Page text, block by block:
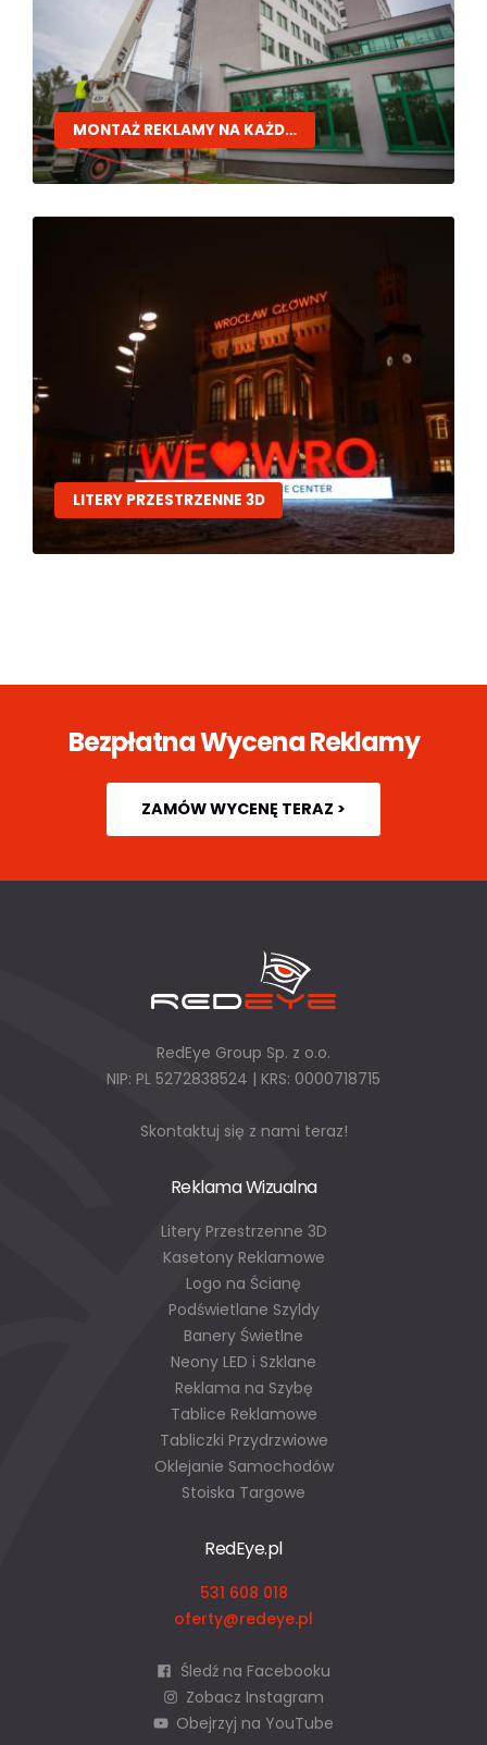
MONTAŻ REKLAMY NA KAŻDEJ WYSOKOŚCI
LITERY PRZESTRZENNE 3D
Bezpłatna Wycena Reklamy
ZAMÓW WYCENĘ TERAZ >
RedEye Group Sp. z o.o.
NIP: PL 5272838524 | KRS: 0000718715
Skontaktuj się z nami teraz!
Reklama Wizualna
Litery Przestrzenne 3D
Kasetony Reklamowe
Logo na Ścianę
Podświetlane Szyldy
Banery Świetlne
Neony LED i Szklane
Reklama na Szybę
Tablice Reklamowe
Tabliczki Przydrzwiowe
Oklejanie Samochodów
Stoiska Targowe
RedEye.pl
531 608 018
oferty@redeye.pl
Śledź na Facebooku
Zobacz Instagram
Obejrzyj na YouTube